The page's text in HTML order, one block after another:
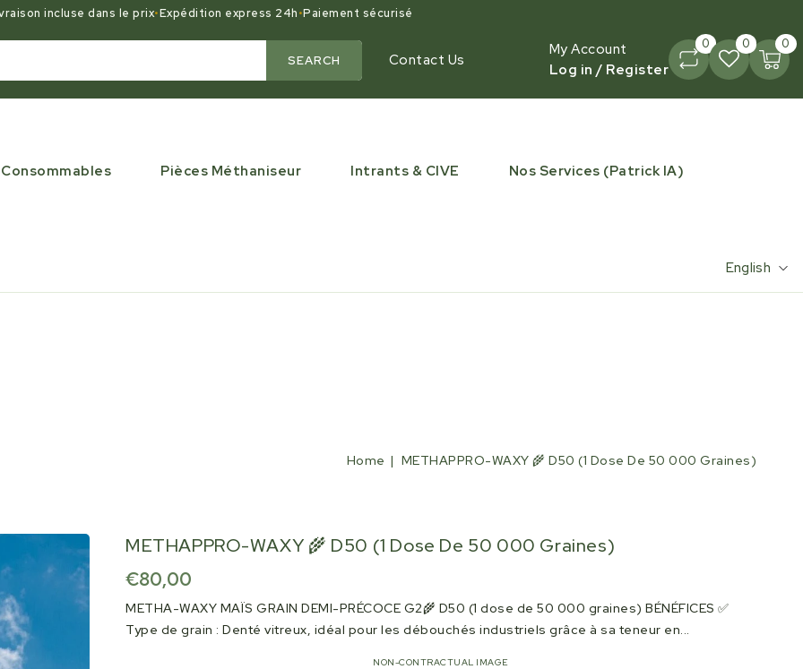
SEARCH Contact Us
My Account
Log in / Register
0 0 0
Consommables Pièces Méthaniseur Intrants & CIVE Nos Services (Patrick IA)
English
Home METHAPPRO-WAXY 🌾 D50 (1 Dose De 50 000 Graines)
incluse dans le prix•Expédition express 24h•Paiement sécurisé
METHAPPRO-WAXY 🌾 D50 (1 Dose De 50 000 Graines)
Regular
price
€80,00
METHA-WAXY MAÏS GRAIN DEMI-PRÉCOCE G2🌾 D50 (1 dose de 50 000 graines) BÉNÉFICES ✅
Type de grain : Denté vitreux, idéal pour les débouchés industriels grâce à sa teneur en...
NON-CONTRACTUAL IMAGE